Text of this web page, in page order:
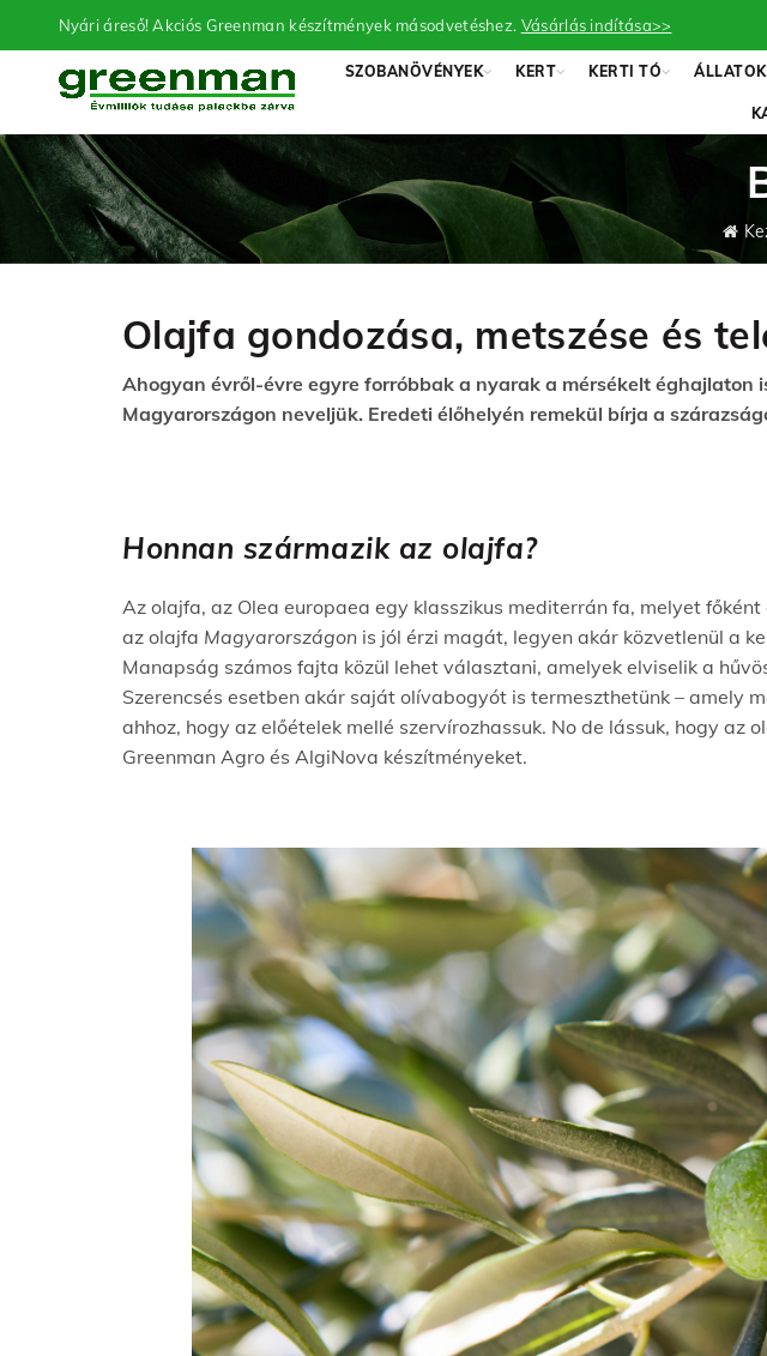
Nyári áreső! Akciós Greenman készítmények másodvetéshez. Vásárlás indítása>>
SZOBANÖVÉNYEK KERT KERTI TÓ ÁLLATOK
Olajfa gondozása, metszése és
Ahogyan évről-évre egyre forróbbak a nyarak a mérsékelt éghajlaton
Magyarországon neveljük. Eredeti élőhelyén remekül bírja a
Honnan származik az olajfa?
Az olajfa, az Olea europaea egy klasszikus mediterrán fa, melyet
az olajfa Magyarországon is jól érzi magát, legyen akár közvetlenül a
Manapság számos fajta közül lehet választani, amelyek elviselik a
Szerencsés esetben akár saját olívabogyót is termeszthetünk – amely
ahhoz, hogy az előételek mellé szervírozhassuk. No de lássuk, hogy
Greenman Agro és AlgiNova készítményeket.